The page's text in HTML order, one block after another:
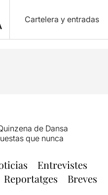
Cartelera y entradas
de Dansa
que nunca
Entrevistes
Reportatges
Breves